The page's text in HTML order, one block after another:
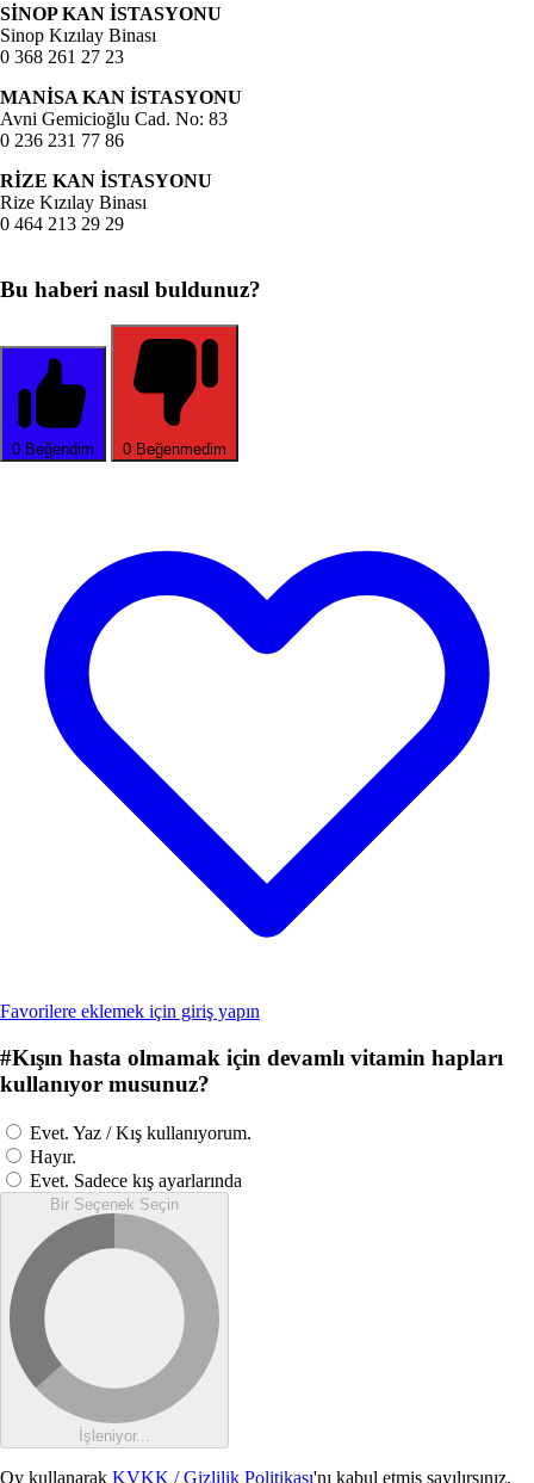
SİNOP KAN İSTASYONU
Sinop Kızılay Binası
0 368 261 27 23
MANİSA KAN İSTASYONU
Avni Gemicioğlu Cad. No: 83
0 236 231 77 86
RİZE KAN İSTASYONU
Rize Kızılay Binası
0 464 213 29 29
Bu haberi nasıl buldunuz?
0 Beğendim 0 Beğenmedim
Favorilere eklemek için giriş yapın
#Kışın hasta olmamak için devamlı vitamin hapları
kullanıyor musunuz?
Evet. Yaz / Kış kullanıyorum.
Hayır.
Evet. Sadece kış ayarlarında
Bir Seçenek Seçin
İşleniyor...
Oy kullanarak KVKK / Gizlilik Politikası'nı kabul etmiş sayılırsınız.